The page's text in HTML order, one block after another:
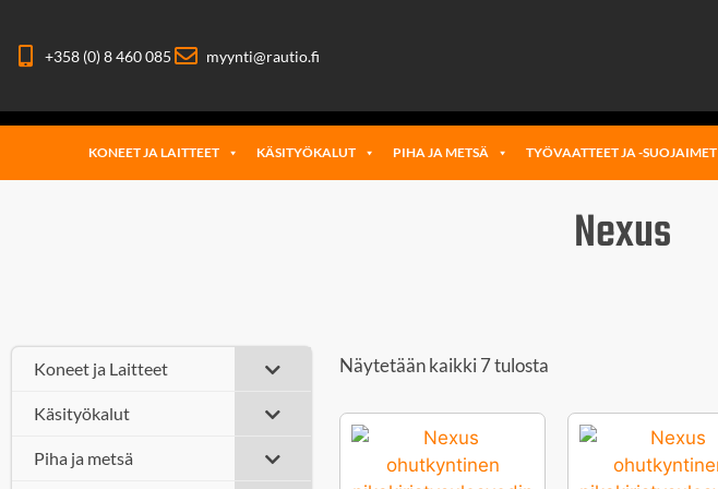
+358 (0) 8 460 085 myynti@rautio.fi
KONEET JA LAITTEET KÄSITYÖKALUT PIHA JA METSÄ TYÖVAATTEET JA -SUOJAIMET
Nexus
Koneet ja Laitteet
Käsityökalut
Piha ja metsä
Näytetään kaikki 7 tulosta